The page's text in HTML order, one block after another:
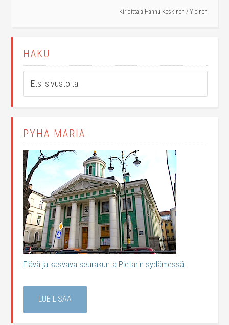
Kirjoittaja Hannu Keskinen / Yleinen
HAKU
PYHÄ MARIA
Elävä ja kasvava seurakunta Pietarin sydämessä.
LUE LISÄÄ